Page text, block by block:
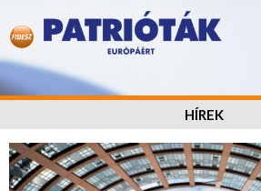
HÍREK